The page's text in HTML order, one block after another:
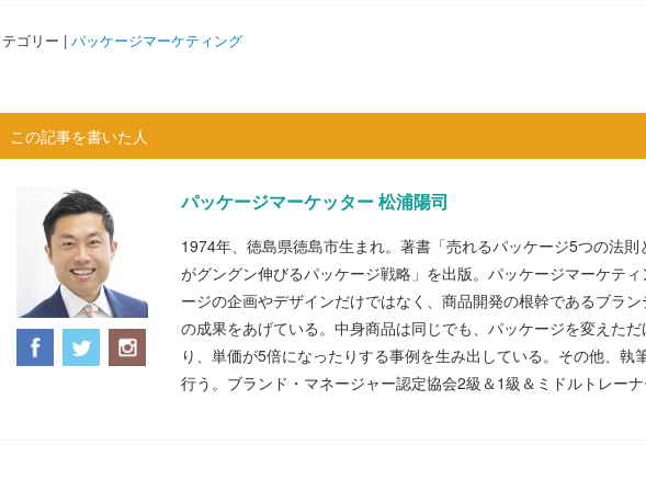
ゴリー | パッケージマーケティング
この記事を書いた人
パッケージマーケッター 松浦陽司
1974年、徳島県徳島市生まれ。著書「売れるパッケージ5つの法
がグングン伸びるパッケージ戦略」を出版。パッケージマーケテ
ージの企画やデザインだけではなく、商品開発の根幹であるブラ
の成果をあげている。中身商品は同じでも、パッケージを変えた
り、単価が5倍になったりする事例を生み出している。その他、執
行う。ブランド・マネージャー認定協会2級＆1級＆ミドルトレーナ